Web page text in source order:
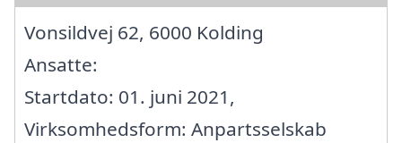
Vonsildvej 62, 6000 Kolding
Ansatte:
Startdato: 01. juni 2021,
Virksomhedsform: Anpartsselskab